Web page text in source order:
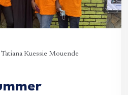
Tatiana Kuessie Mouende